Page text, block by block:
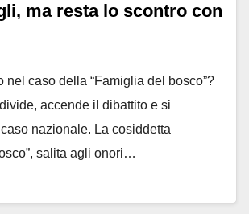
ma resta lo scontro con
nel caso della “Famiglia del bosco”?
accende il dibattito e si
nazionale. La cosiddetta
salita agli onori…